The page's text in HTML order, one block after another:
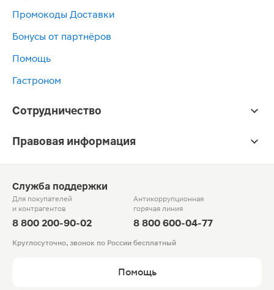
Промокоды Доставки
Бонусы от партнёров
Помощь
Гастроном
Сотрудничество
Правовая информация
Служба поддержки
Для покупателей
и контрагентов
8 800 200-90-02
Антикоррупционная
горячая линия
8 800 600-04-77
Круглосуточно, звонок по России бесплатный
Помощь